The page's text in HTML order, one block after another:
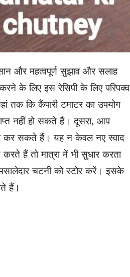
और महत्वपूर्ण सुझाव और सलाह
के लिए इस रेसिपी के लिए परिपक्व
तक ​​कि कैंपारी टमाटर का उपयोग
नहीं हो सकते हैं। दूसरा, आप
कर सकते हैं। यह न केवल नए स्वाद
हैं तो मात्रा में भी सुधार करता
चटनी को स्टोर करें। इसके
हैं।